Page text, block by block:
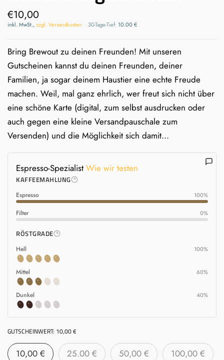
€10,00
inkl. MwSt.,zzgl. Versandkosten · 30-Tage-Tief: 10.00 €
Bring Brewout zu deinen Freunden! Mit unseren
Gutscheinen kannst du deinen Freunden, deiner
Familien, ja sogar deinem Haustier eine echte Freude
machen. Weil, mal ganz ehrlich, wer freut sich nicht über
eine schöne Karte (digital, zum selbst ausdrucken oder
auch gegen eine kleine Versandpauschale zum
Versenden) und die Möglichkeit sich damit...
Espresso-Spezialist Wie wir testen
KAFFEEMAHLUNG
Espresso 100%
Filter 0%
RÖSTGRADE
Hell 100%
Mittel 60%
Dunkel 40%
GUTSCHEINWERT: 10,00 €
10,00 € 25.00 € 50,00 € 100,00 €